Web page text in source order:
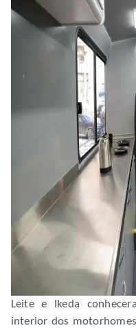
Leite e Ikeda
interior dos